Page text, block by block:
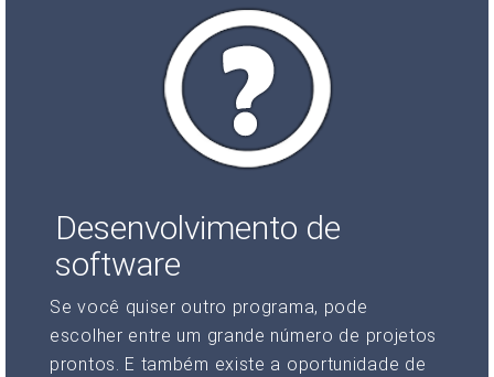
Desenvolvimento de
software
Se você quiser outro programa, pode
escolher entre um grande número de projetos
prontos. E também existe a oportunidade de